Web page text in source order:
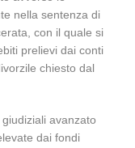
nella sentenza di
con il quale si
prelievi dai conti
chiesto dal
avanzato
dai fondi